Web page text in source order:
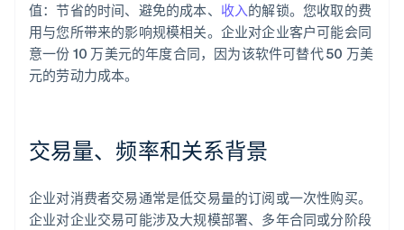
值：节省的时间、避免的成本、 收入的解锁。您收取的费
用与您所带来的影响规模相关。企业对企业客户可能会同
意一份 10 万美元的年度合同，因为该软件可替代 50 万美
元的劳动力成本。
交易量、频率和关系背景
企业对消费者交易通常是低交易量的订阅或一次性购买。
企业对企业交易可能涉及大规模部署、多年合同或分阶段